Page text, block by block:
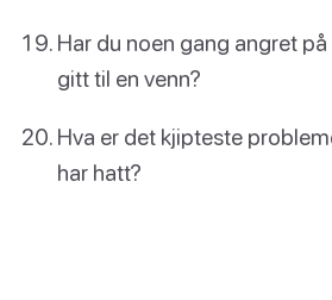
Har du noen gang angret
gitt til en venn?
Hva er det kjipteste
har hatt?